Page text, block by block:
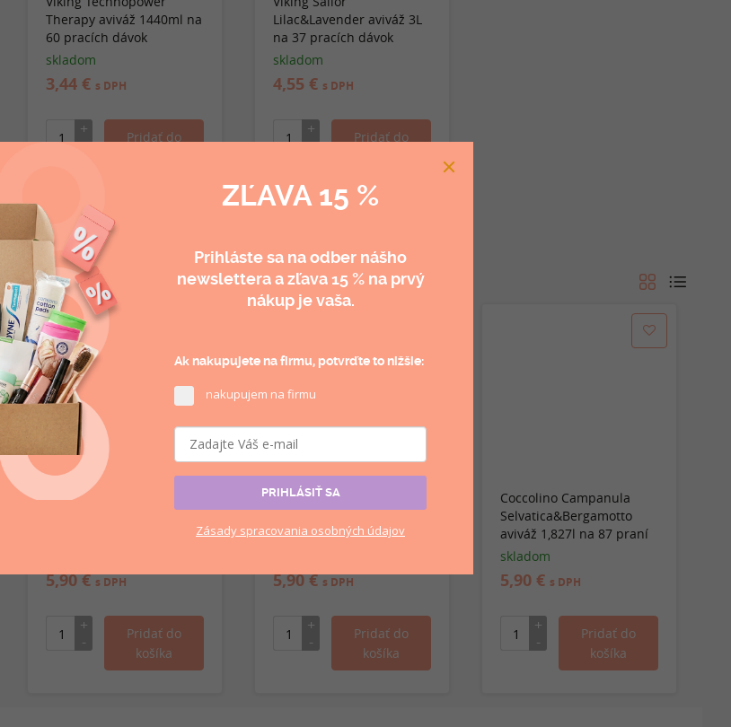
Therapy aviváž 1440ml na
60 pracích dávok
skladom
3,44 € s DPH
Lilac&Lavender aviváž 3L
na 37 pracích dávok
skladom
4,55 € s DPH
Odporúčané produkty
Coccolino Lavanda
5,90 €s DPH
Coccolino Fiori Di
1,827l na 87 praní
5,90 €s DPH
Coccolino Campanula
Selvatica&Bergamotto
aviváž 1,827l na 87 praní
skladom
5,90 € s DPH
ZĽAVA 15 %
Prihláste sa na odber nášho
newslettera azľava 15 %na prvý
nákup je vaša.
Ak nakupujete na firmu, potvrďte to nižšie:
nakupujem na firmu
PRIHLÁSIŤ SA
Zásady spracovania osobných údajov